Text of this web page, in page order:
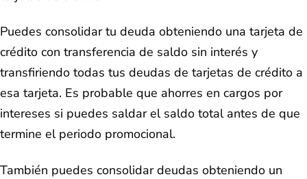
Puedes consolidar tu deuda obteniendo una tarjeta de
crédito con transferencia de saldo sin interés y
transfiriendo todas tus deudas de tarjetas de crédito a
esa tarjeta. Es probable que ahorres en cargos por
intereses si puedes saldar el saldo total antes de que
termine el periodo promocional.
También puedes consolidar deudas obteniendo un